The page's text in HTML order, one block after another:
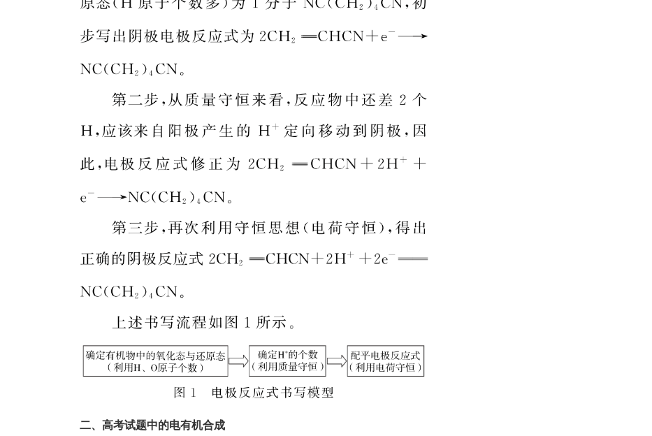
二、高考试题中的电有机合成